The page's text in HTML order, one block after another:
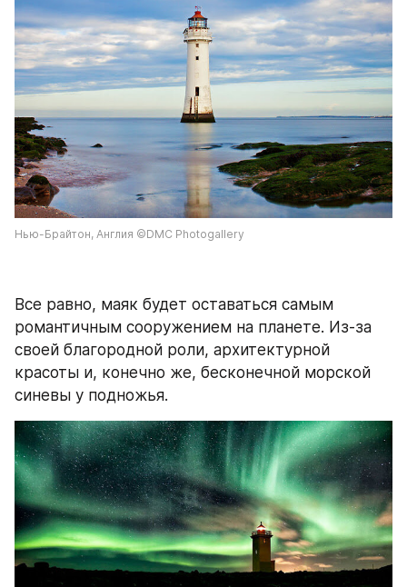
Нью-Брайтон, Англия ©DMC Photogallery
Все равно, маяк будет оставаться самым
романтичным сооружением на планете. Из-за
своей благородной роли, архитектурной
красоты и, конечно же, бесконечной морской
синевы у подножья.